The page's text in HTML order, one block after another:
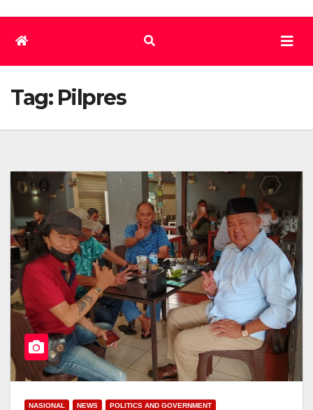
Tag: Pilpres
NASIONAL NEWS POLITICS AND GOVERNMENT